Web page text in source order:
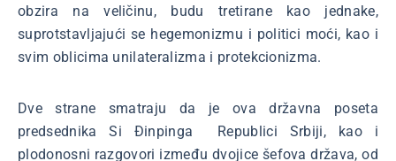
obzira na veličinu, budu tretirane kao jednake,
suprotstavljajući se hegemonizmu i politici moći, kao i
svim oblicima unilateralizma i protekcionizma.
Dve strane smatraju da je ova državna poseta
predsednika Si Đinpinga Republici Srbiji, kao i
plodonosni razgovori između dvojice šefova država, od